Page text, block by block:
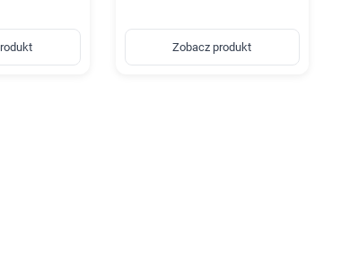
Zobacz produkt